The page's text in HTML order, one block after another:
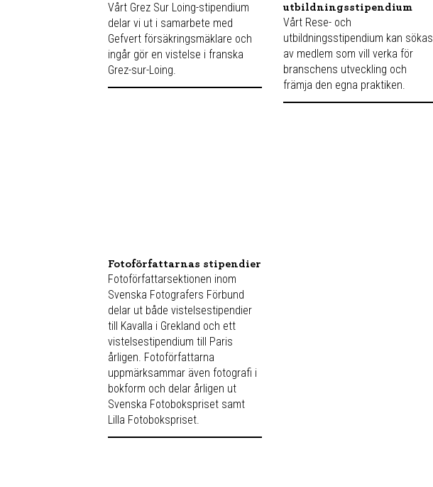
Vårt Grez Sur Loing-stipendium
delar vi ut i samarbete med
Gefvert försäkringsmäklare och
ingår gör en vistelse i franska
Grez-sur-Loing.
utbildningsstipendium
Vårt Rese- och
utbildningsstipendium kan sökas
av medlem som vill verka för
branschens utveckling och
främja den egna praktiken.
Fotoförfattarnas stipendier
Fotoförfattarsektionen inom
Svenska Fotografers Förbund
delar ut både vistelsestipendier
till Kavalla i Grekland och ett
vistelsestipendium till Paris
årligen. Fotoförfattarna
uppmärksammar även fotografi i
bokform och delar årligen ut
Svenska Fotobokspriset samt
Lilla Fotobokspriset.